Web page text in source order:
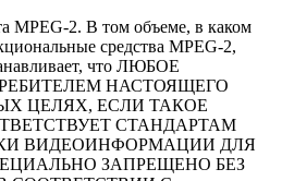
MPEG-2. В том объеме, в каком
средства MPEG-2,
что ЛЮБОЕ
НАСТОЯЩЕГО
ЦЕЛЯХ, ЕСЛИ ТАКОЕ
СТАНДАРТАМ
ВИДЕОИНФОРМАЦИИ ДЛЯ
ЗАПРЕЩЕНО БЕЗ